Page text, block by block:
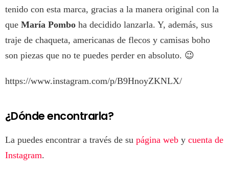
tenido con esta marca, gracias a la manera original con la
que María Pombo ha decidido lanzarla. Y, además, sus
traje de chaqueta, americanas de flecos y camisas boho
son piezas que no te puedes perder en absoluto. 😉
https://www.instagram.com/p/B9HnoyZKNLX/
¿Dónde encontrarla?
La puedes encontrar a través de su página web y cuenta de
Instagram.